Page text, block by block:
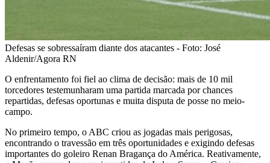
Defesas se sobressaíram diante dos atacantes - Foto: José
Aldenir/Agora RN
O enfrentamento foi fiel ao clima de decisão: mais de 10 mil
torcedores testemunharam uma partida marcada por chances
repartidas, defesas oportunas e muita disputa de posse no meio-
campo.
No primeiro tempo, o ABC criou as jogadas mais perigosas,
encontrando o travessão em três oportunidades e exigindo defesas
importantes do goleiro Renan Bragança do América. Reativamente,